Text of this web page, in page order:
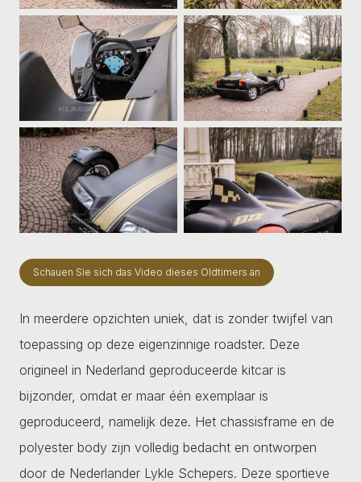
Schauen Sie sich das Video dieses Oldtimers an
In meerdere opzichten uniek, dat is zonder twijfel van
toepassing op deze eigenzinnige roadster. Deze
origineel in Nederland geproduceerde kitcar is
bijzonder, omdat er maar één exemplaar is
geproduceerd, namelijk deze. Het chassisframe en de
polyester body zijn volledig bedacht en ontworpen
door de Nederlander Lykle Schepers. Deze sportieve